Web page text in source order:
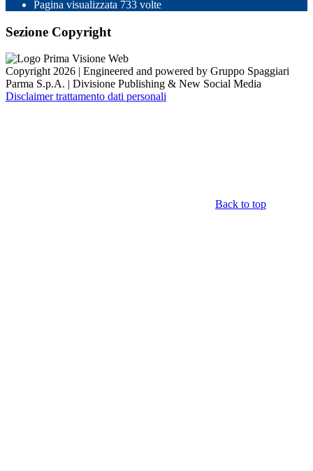
Pagina visualizzata 733 volte
Sezione Copyright
Copyright 2026 | Engineered and powered by Gruppo Spaggiari
Parma S.p.A. | Divisione Publishing & New Social Media
Disclaimer trattamento dati personali
Back to top